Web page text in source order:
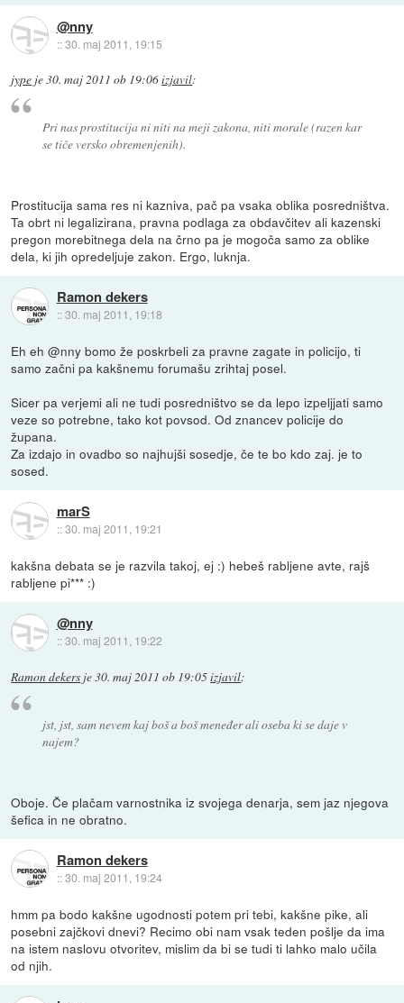
@nny
::30. maj 2011, 19:15
jype je30. maj 2011 ob 19:06izjavil:
Pri nas prostitucija ni niti na meji zakona, niti morale (razen kar
se tiče versko obremenjenih).
Prostitucija sama res ni kazniva, pač pa vsaka oblika posredništva.
Ta obrt ni legalizirana, pravna podlaga za obdavčitev ali kazenski
pregon morebitnega dela na črno pa je mogoča samo za oblike
dela, ki jih opredeljuje zakon. Ergo, luknja.
Ramon dekers
::30. maj 2011, 19:18
Eh eh @nny bomo že poskrbeli za pravne zagate in policijo, ti
samo začni pa kakšnemu forumašu zrihtaj posel.
Sicer pa verjemi ali ne tudi posredništvo se da lepo izpeljjati samo
veze so potrebne, tako kot povsod. Od znancev policije do
župana.
Za izdajo in ovadbo so najhujši sosedje, če te bo kdo zaj. je to
sosed.
marS
::30. maj 2011, 19:21
kakšna debata se je razvila takoj, ej :) hebeš rabljene avte, rajš
rabljene pi*** :)
@nny
::30. maj 2011, 19:22
Ramon dekers je30. maj 2011 ob 19:05izjavil:
jst, jst, sam nevem kaj boš a boš meneđer ali oseba ki se daje v
najem?
Oboje. Če plačam varnostnika iz svojega denarja, sem jaz njegova
šefica in ne obratno.
Ramon dekers
::30. maj 2011, 19:24
hmm pa bodo kakšne ugodnosti potem pri tebi, kakšne pike, ali
posebni zajčkovi dnevi? Recimo obi nam vsak teden pošlje da ima
na istem naslovu otvoritev, mislim da bi se tudi ti lahko malo učila
od njih.